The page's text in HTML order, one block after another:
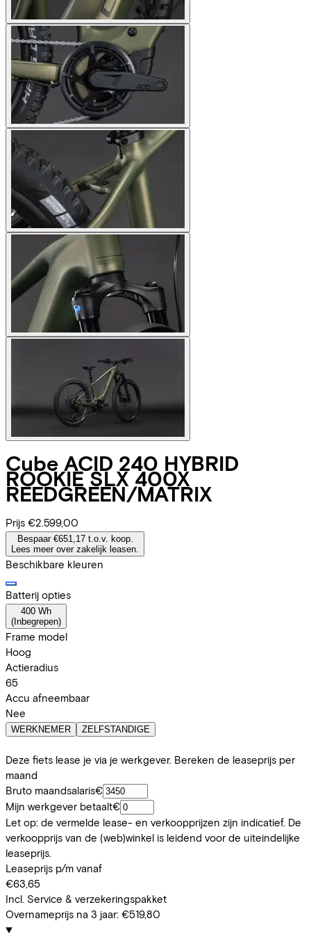
Cube ACID 240 HYBRID
ROOKIE SLX 400X
REEDGREEN/MATRIX
Prijs €2.599,00
Bespaar €651,17 t.o.v. koop.
Lees meer over zakelijk leasen.
Beschikbare kleuren
Batterij opties
400 Wh
( Inbegrepen)
Frame model
Hoog
Actieradius
65
Accu afneembaar
Nee
WERKNEMER ZELFSTANDIGE
Deze fiets lease je via je werkgever. Bereken de leaseprijs per
maand
Bruto maandsalaris€
Mijn werkgever betaalt€
Let op: de vermelde lease- en verkoopprijzen zijn indicatief. De
verkoopprijs van de (web)winkel is leidend voor de uiteindelijke
leaseprijs.
Leaseprijs p/m vanaf
€63,65
Incl. Service & verzekeringspakket
Overnameprijs na 3 jaar: €519,80